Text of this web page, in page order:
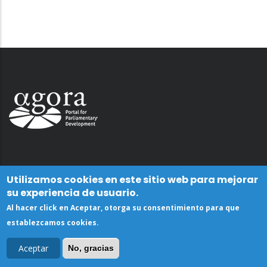
Utilizamos cookies en este sitio web para mejorar
su experiencia de usuario.
Al hacer click en Aceptar, otorga su consentimiento para que
establezcamos cookies.
Aceptar No, gracias